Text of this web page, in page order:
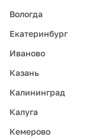
Вологда
Екатеринбург
Иваново
Казань
Калининград
Калуга
Кемерово